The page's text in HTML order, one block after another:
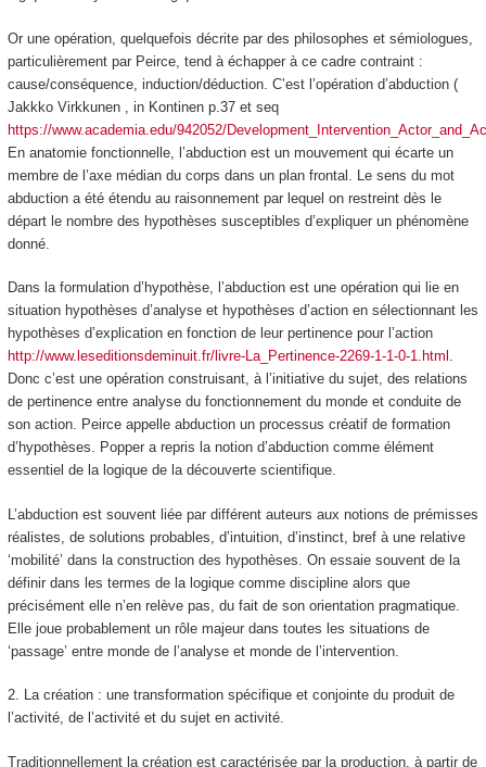
Or une opération, quelquefois décrite par des philosophes et sémiologues,
particulièrement par Peirce, tend à échapper à ce cadre contraint :
cause/conséquence, induction/déduction. C’est l’opération d’abduction (
Jakkko Virkkunen , in Kontinen p.37 et seq
https://www.academia.edu/942052/
En anatomie fonctionnelle, l’abduction est un mouvement qui écarte un
membre de l’axe médian du corps dans un plan frontal. Le sens du mot
abduction a été étendu au raisonnement par lequel on restreint dès le
départ le nombre des hypothèses susceptibles d’expliquer un phénomène
donné.
Dans la formulation d’hypothèse, l’abduction est une opération qui lie en
situation hypothèses d’analyse et hypothèses d’actionen sélectionnant les
hypothèses d’explication en fonction de leur pertinence pour l’action
http://www.leseditionsdeminuit.fr/livre-La_Pertinence-2269-1-1-0-1.html .
Donc c’est une opération construisant, à l’initiative du sujet, des relations
de pertinence entre analyse du fonctionnement du monde et conduite de
son action. Peirce appelle abduction un processus créatif de formation
d’hypothèses. Popper a repris la notion d’abduction comme élément
essentiel de la logique de la découverte scientifique.
L’abduction est souvent liée par différent auteurs aux notions de prémisses
réalistes, de solutions probables, d’intuition, d’instinct, bref à une relative
‘mobilité’ dans la construction des hypothèses. On essaie souvent de la
définir dans les termes de la logique comme discipline alors que
précisément elle n’en relève pas, du fait de son orientation pragmatique.
Elle joue probablement un rôle majeur dans toutes les situations de
‘passage’ entre monde de l’analyseet monde de l’intervention.
2. La création : une transformation spécifique et conjointe du produit de
l’activité, de l’activité et du sujet en activité.
Traditionnellement la création est caractérisée par la production, à partir de